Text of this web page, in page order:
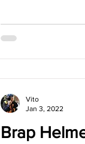
Brap
Vito
Jan 3, 2022